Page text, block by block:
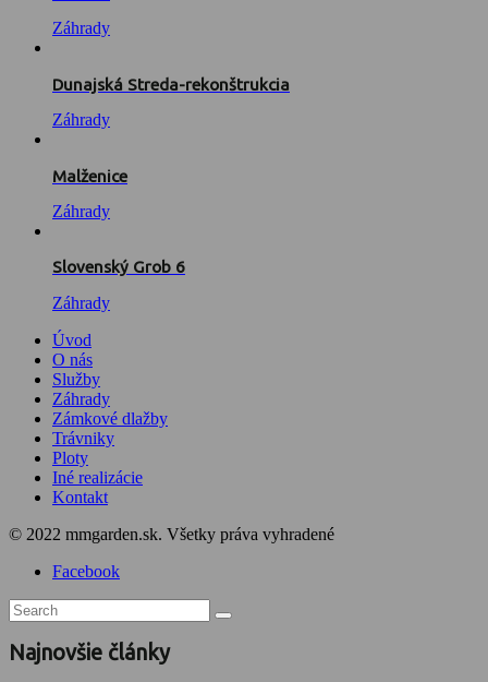
Záhrady
Dunajská Streda-rekonštrukcia
Záhrady
Malženice
Záhrady
Slovenský Grob 6
Záhrady
Úvod
O nás
Služby
Záhrady
Zámkové dlažby
Trávniky
Ploty
Iné realizácie
Kontakt
© 2022 mmgarden.sk. Všetky práva vyhradené
Facebook
Najnovšie články